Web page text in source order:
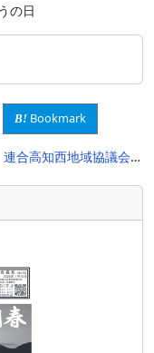
の日
Bookmark
第12回 連合高知西地域協議会メーデー開催のお知らせ